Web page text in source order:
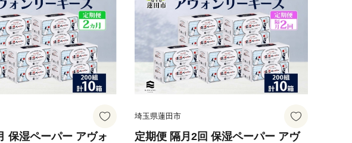
保湿ペーパー アヴォ
埼玉県蓮田市
定期便 隔月2回 保湿ペーパー アヴ